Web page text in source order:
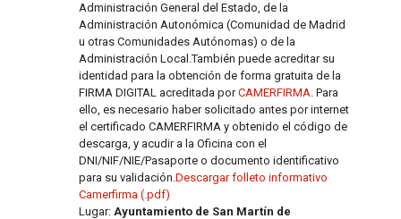
Administración General del Estado, de la
Administración Autonómica (Comunidad de Madrid
u otras Comunidades Autónomas) o de la
Administración Local.También puede acreditar su
identidad para la obtención de forma gratuita de la
FIRMA DIGITAL acreditada porCAMERFIRMA. Para
ello, es necesario haber solicitado antes por internet
el certificado CAMERFIRMA y obtenido el código de
descarga, y acudir a la Oficina con el
DNI/NIF/NIE/Pasaporte o documento identificativo
para su validación.Descargar folleto informativo
Camerfirma (.pdf)
Lugar: Ayuntamiento de San Martín de